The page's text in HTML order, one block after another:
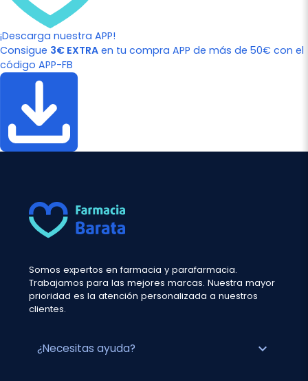
¡Descarga nuestra APP!
Consigue 3€ EXTRA en tu compra APP de más de 50€ con el
código APP-FB
Somos expertos en farmacia y parafarmacia.
Trabajamos para las mejores marcas. Nuestra mayor
prioridad es la atención personalizada a nuestros
clientes.
¿Necesitas ayuda? expand_more